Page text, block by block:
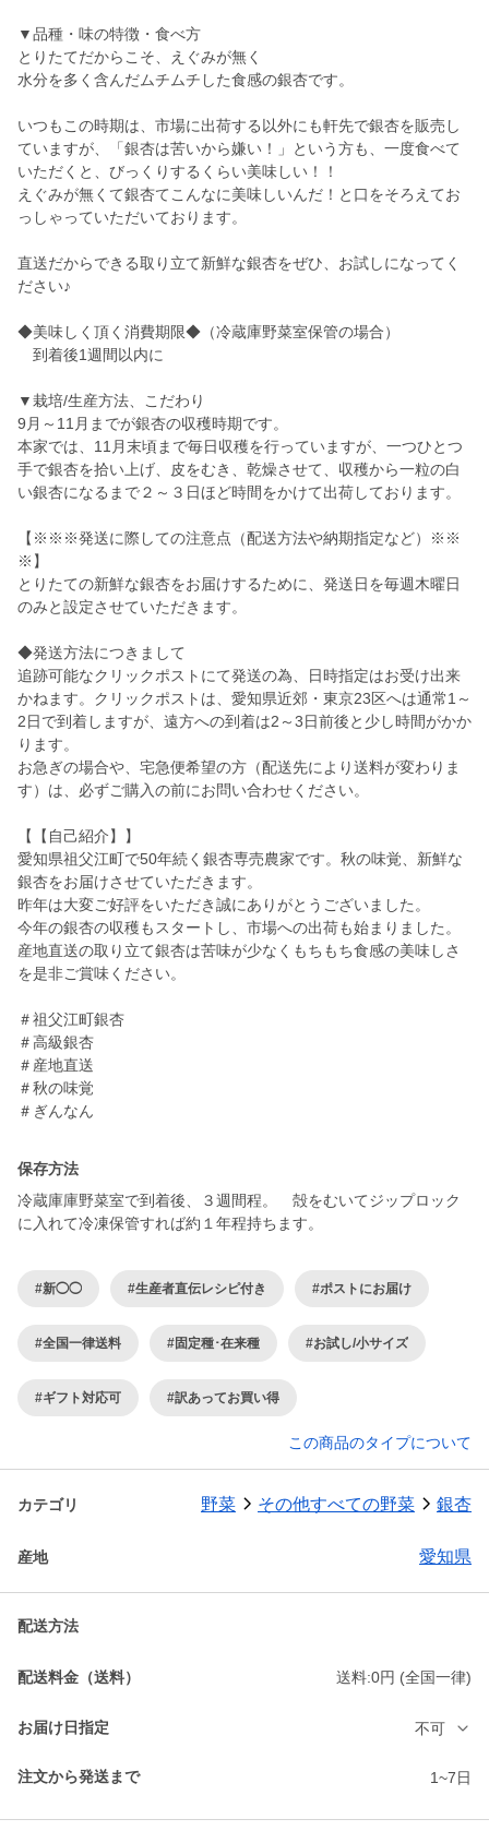
▼品種・味の特徴・食べ方
とりたてだからこそ、えぐみが無く
水分を多く含んだムチムチした食感の銀杏です。
いつもこの時期は、市場に出荷する以外にも軒先で銀杏を販売し
ていますが、「銀杏は苦いから嫌い！」という方も、一度食べて
いただくと、びっくりするくらい美味しい！！
えぐみが無くて銀杏てこんなに美味しいんだ！と口をそろえてお
っしゃっていただいております。
直送だからできる取り立て新鮮な銀杏をぜひ、お試しになってく
ださい♪
◆美味しく頂く消費期限◆（冷蔵庫野菜室保管の場合）
到着後1週間以内に
▼栽培/生産方法、こだわり
9月～11月までが銀杏の収穫時期です。
本家では、11月末頃まで毎日収穫を行っていますが、一つひとつ
手で銀杏を拾い上げ、皮をむき、乾燥させて、収穫から一粒の白
い銀杏になるまで２～３日ほど時間をかけて出荷しております。
【※※※発送に際しての注意点（配送方法や納期指定など）※※
※】
とりたての新鮮な銀杏をお届けするために、発送日を毎週木曜日
のみと設定させていただきます。
◆発送方法につきまして
追跡可能なクリックポストにて発送の為、日時指定はお受け出来
かねます。クリックポストは、愛知県近郊・東京23区へは通常1～
2日で到着しますが、遠方への到着は2～3日前後と少し時間がかか
ります。
お急ぎの場合や、宅急便希望の方（配送先により送料が変わりま
す）は、必ずご購入の前にお問い合わせください。
【【自己紹介】】
愛知県祖父江町で50年続く銀杏専売農家です。秋の味覚、新鮮な
銀杏をお届けさせていただきます。
昨年は大変ご好評をいただき誠にありがとうございました。
今年の銀杏の収穫もスタートし、市場への出荷も始まりました。
産地直送の取り立て銀杏は苦味が少なくもちもち食感の美味しさ
を是非ご賞味ください。
＃祖父江町銀杏
＃高級銀杏
＃産地直送
＃秋の味覚
保存方法
冷蔵庫庫野菜室で到着後、３週間程。 殻をむいてジップロック
に入れて冷凍保管すれば約１年程持ちます。
#新◯◯ #生産者直伝レシピ付き #ポストにお届け
#全国一律送料 #固定種･在来種 #お試し/小サイズ
#ギフト対応可 #訳あってお買い得
この商品のタイプについて
カテゴリ 野菜 その他すべての野菜 銀杏
産地 愛知県
配送方法
配送料金（送料） 送料:0円 (全国一律)
お届け日指定 不可
注文から発送まで 1~7日